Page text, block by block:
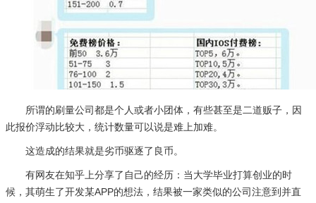
所谓的刷量公司都是个人或者小团体，有些甚至是二道贩子，因
此报价浮动比较大，统计数量可以说是难上加难。
这造成的结果就是劣币驱逐了良币。
有网友在知乎上分享了自己的经历：当大学毕业打算创业的时
候，其萌生了开发某APP的想法，结果被一家类似的公司注意到并直